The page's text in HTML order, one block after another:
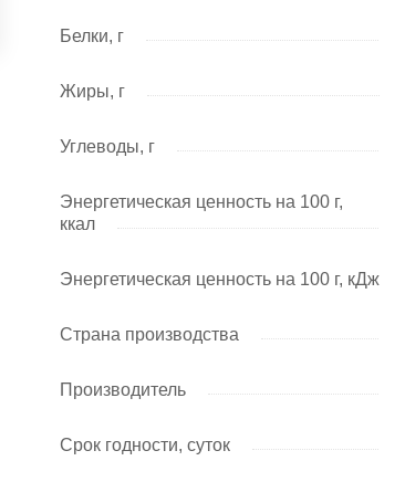
Белки, г
Жиры, г
Углеводы, г
Энергетическая ценность на 100 г,
ккал
Энергетическая ценность на 100 г, кДж
Страна производства
Производитель
Срок годности, суток